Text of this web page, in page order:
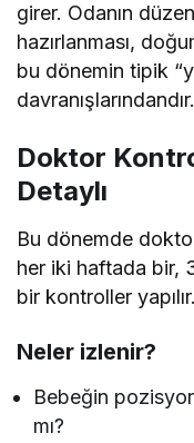
girer. Odanın
hazırlanması,
bu dönemin tipik
davranışlarındandır.
Doktor
Detaylı
Bu dönemde
her iki haftada bir,
bir kontroller yapılır.
Neler izlenir?
Bebeğin
mı?